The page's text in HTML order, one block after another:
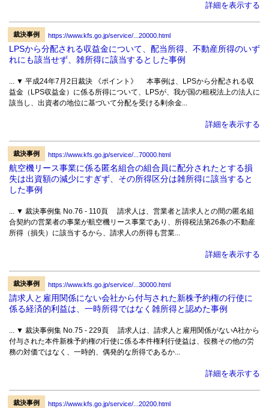
詳細を表示する
裁決事例 https://www.kfs.go.jp/service/...20000.html
LPSから分配される収益金について、配当所得、不動産所得のいず
れにも該当せず、雑所得に該当するとした事例
... ▼ 平成24年7月2日裁決 《ポイント》 本事例は、LPSから分配される収
益金（LPS収益金）に係る所得について、LPSが、我が国の租税法上の法人に
該当し、出資者の地位に基づいて分配を受ける剰余金...
詳細を表示する
裁決事例 https://www.kfs.go.jp/service/...70000.html
航空機リース事業に係る匿名組合の組合員に配分されたとする損
失は出資額の減少にすぎず、その所得区分は雑所得に該当すると
した事例
... ▼ 裁決事例集 No.76 - 110頁 請求人は、営業者と請求人との間の匿名組
合契約の営業者の事業が航空機リース事業であり、所得税法第26条の不動産
所得（損失）に該当するから、請求人の所得も営業...
詳細を表示する
裁決事例 https://www.kfs.go.jp/service/...30000.html
請求人と雇用関係にない会社から付与された新株予約権の行使に
係る経済的利益は、一時所得ではなく雑所得と認めた事例
... ▼ 裁決事例集 No.75 - 229頁 請求人は、請求人と雇用関係がないA社から
付与された本件新株予約権の行使に係る本件権利行使益は、役務その他の労
務の対価ではなく、一時的、偶発的な所得であるか...
詳細を表示する
裁決事例 https://www.kfs.go.jp/service/...20200.html